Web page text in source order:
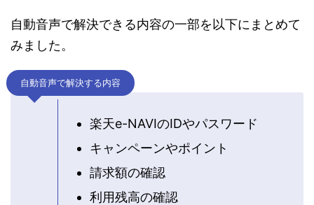
自動音声で解決できる内容の一部を以下にまとめて
みました。
自動音声で解決する内容
楽天e-NAVIのIDやパスワード
キャンペーンやポイント
請求額の確認
利用残高の確認